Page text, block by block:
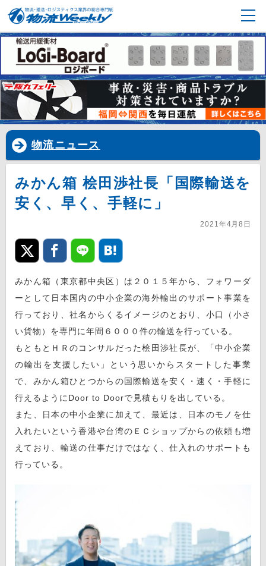
物流ニュース
みかん箱 桧田渉社長「国際輸送を
安く、早く、手軽に」
2021年4月8日
みかん箱（東京都中央区）は２０１５年から、フォワーダ
ーとして日本国内の中小企業の海外輸出のサポート事業を
行っており、社名からくるイメージのとおり、小口（小さ
い貨物）を専門に年間６０００件の輸送を行っている。
もともとＨＲのコンサルだった桧田渉社長が、「中小企業
の輸出を支援したい」という思いからスタートした事業
で、みかん箱ひとつからの国際輸送を安く・速く・手軽に
行えるようにDoor to Doorで見積もりを出している。
また、日本の中小企業に加えて、最近は、日本のモノを仕
入れたいという香港や台湾のＥＣショップからの依頼も増
えており、輸送の仕事だけではなく、仕入れのサポートも
行っている。